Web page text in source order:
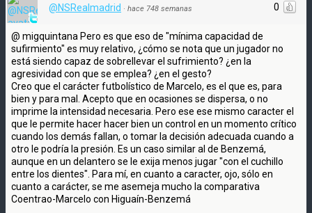
0
@NSRealmadrid · hace 748 semanas
@ migquintana Pero es que eso de "mínima capacidad de
sufirmiento" es muy relativo, ¿cómo se nota que un jugador no
está siendo capaz de sobrellevar el sufrimiento? ¿en la
agresividad con que se emplea? ¿en el gesto?
Creo que el carácter futbolístico de Marcelo, es el que es, para
bien y para mal. Acepto que en ocasiones se dispersa, o no
imprime la intensidad necesaria. Pero ese ese mismo caracter el
que le permite hacer hacer bien un control en un momento crítico
cuando los demás fallan, o tomar la decisión adecuada cuando a
otro le podría la presión. Es un caso similar al de Benzemá,
aunque en un delantero se le exija menos jugar "con el cuchillo
entre los dientes". Para mí, en cuanto a caracter, ojo, sólo en
cuanto a carácter, se me asemeja mucho la comparativa
Coentrao-Marcelo con Higuaín-Benzemá